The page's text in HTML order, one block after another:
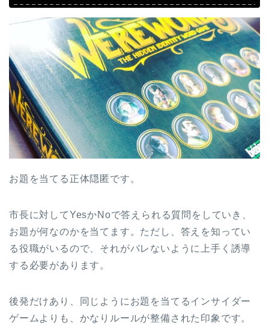
お題を当てる正体隠匿です。
市長に対してYesかNoで答えられる質問をしていき、
お題が何なのかを当てます。ただし、答えを知ってい
る役職がいるので、それがバレないように上手く誘導
する必要があります。
後発だけあり、同じようにお題を当てるインサイダー
ゲームよりも、かなりルールが整備された印象です。